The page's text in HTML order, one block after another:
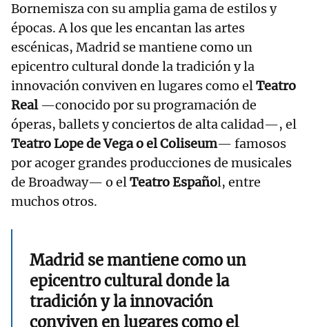
Bornemisza con su amplia gama de estilos y
épocas. A los que les encantan las artes
escénicas, Madrid se mantiene como un
epicentro cultural donde la tradición y la
innovación conviven en lugares como elTeatro
Real—conocido por su programación de
óperas, ballets y conciertos de alta calidad—, el
Teatro Lope de Vega o el Coliseum— famosos
por acoger grandes producciones de musicales
de Broadway— o elTeatro Español, entre
muchos otros.
Madrid se mantiene como un
epicentro cultural donde la
tradición y la innovación
conviven en lugares como el